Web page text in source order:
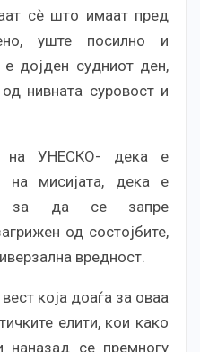
сѐ што имаат пред
уште посилно и
дојден судниот ден,
нивната суровост и
на УНЕСКО- дека е
на мисијата, дека е
за да се запре
од состојбите,
вредност.
која доаѓа за оваа
елити, кои како
се премногу